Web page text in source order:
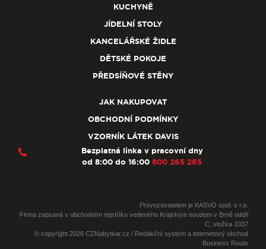
KUCHYNĚ
JÍDELNÍ STOLY
KANCELÁŘSKÉ ŽIDLE
DĚTSKÉ POKOJE
PŘEDSÍŇOVÉ STĚNY
JAK NAKUPOVAT
OBCHODNÍ PODMÍNKY
VZORNÍK LÁTEK DAVIS
Bezplatná linka v pracovní dny
od 8:00 do 16:00 800 265 265
Provozovatelem je KASVO spol. s r.o.
Firma zapsaná v obchodním rejstříku vedeného Krajským soudem v Brně oddíl
C, vložka 1037
© copyright 2026 CZNabytkar.cz / Redakční systém a internetový obchod
Business Route